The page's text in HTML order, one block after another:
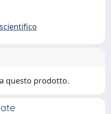
questo prodotto.